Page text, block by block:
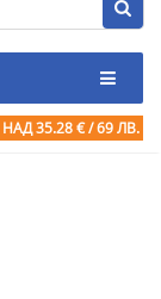
НАД 35.28 € / 69 ЛВ.